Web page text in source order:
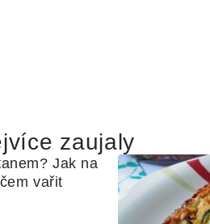
zaujaly
Jak na
vařit